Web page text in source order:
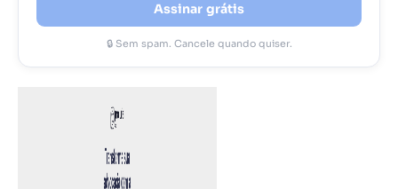
Assinar grátis
🔒 Sem spam. Cancele quando quiser.